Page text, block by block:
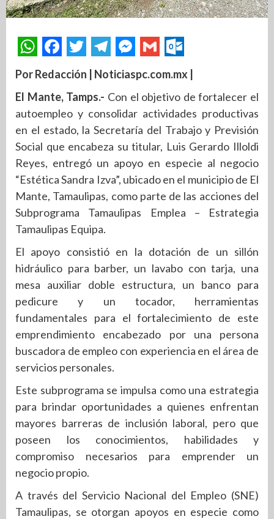
Por Redacción | Noticiaspc.com.mx |
El Mante, Tamps.- Con el objetivo de fortalecer el
autoempleo y consolidar actividades productivas
en el estado, la Secretaría del Trabajo y Previsión
Social que encabeza su titular, Luis Gerardo Illoldi
Reyes, entregó un apoyo en especie al negocio
“Estética Sandra Izva”, ubicado en el municipio de El
Mante, Tamaulipas, como parte de las acciones del
Subprograma Tamaulipas Emplea – Estrategia
Tamaulipas Equipa.
El apoyo consistió en la dotación de un sillón
hidráulico para barber, un lavabo con tarja, una
mesa auxiliar doble estructura, un banco para
pedicure y un tocador, herramientas
fundamentales para el fortalecimiento de este
emprendimiento encabezado por una persona
buscadora de empleo con experiencia en el área de
servicios personales.
Este subprograma se impulsa como una estrategia
para brindar oportunidades a quienes enfrentan
mayores barreras de inclusión laboral, pero que
poseen los conocimientos, habilidades y
compromiso necesarios para emprender un
negocio propio.
A través del Servicio Nacional del Empleo (SNE)
Tamaulipas, se otorgan apoyos en especie como